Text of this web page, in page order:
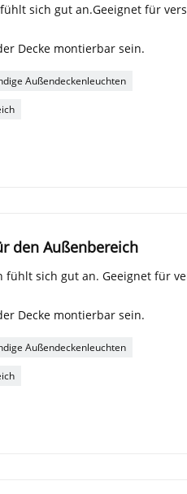
sich gut an.Geeignet für
Decke montierbar sein.
Außendeckenleuchten
den Außenbereich
fühlt sich gut an. Geeignet für
Decke montierbar sein.
Außendeckenleuchten